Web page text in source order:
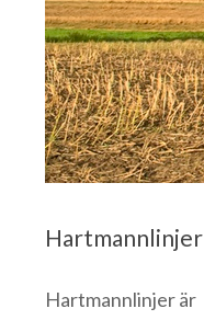
Hartmannlinjer
Hartmannlinjer är